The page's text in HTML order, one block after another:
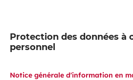
Protection des données à
personnel
Notice générale d'information en